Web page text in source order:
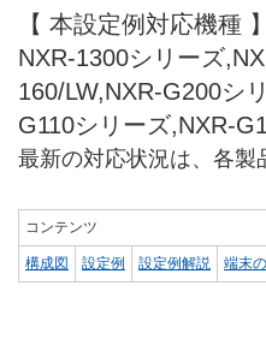
【 本設定例対応機種 】
NXR-1300シリーズ
160/LW,NXR-G200シ
G110シリーズ,NXR-
最新の対応状況は、各製
コンテンツ
構成図 設定例 設定例解説 端末